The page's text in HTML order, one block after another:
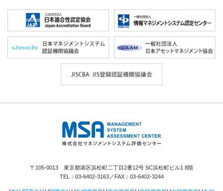
〒105-0013 東京都港区浜松町二丁目2番12号 SC浜松町ビル1 8階
TEL： 03-6402-3163／FAX：03-6402-3244